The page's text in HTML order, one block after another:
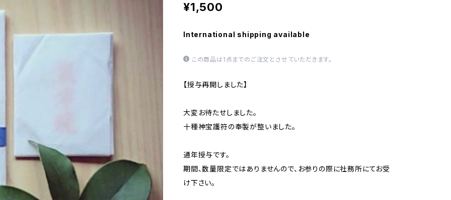
¥1,500
International shipping available
この商品は1点までのご注文とさせていただきます。
【授与再開しました】
大変お待たせしました。
十種神宝護符の奉製が整いました。
通年授与です。
期間、数量限定ではありませんので、お参りの際に社務所にてお受
け下さい。